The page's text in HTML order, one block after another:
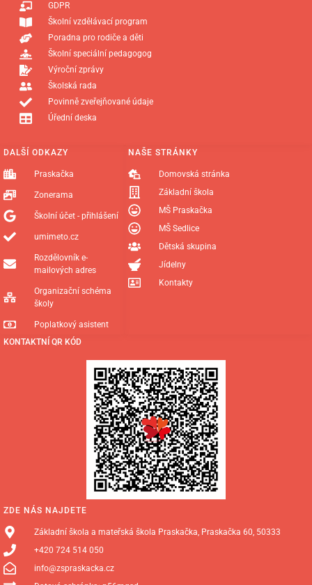
ZDE NÁS NAJDETE
Základní škola a mateřská škola Praskačka, Praskačka 60, 50333
+420 724 514 050
info@zspraskacka.cz
KONTAKTNÍ QR KÓD
NAŠE STRÁNKY
Domovská stránka
Základní škola
MŠ Praskačka
MŠ Sedlice
Dětská skupina
Jídelny
Kontakty
DALŠÍ ODKAZY
Praskačka
Zonerama
Školní účet - přihlášení
umimeto.cz
Rozdělovník e-
mailových adres
Organizační schéma
školy
Poplatkový asistent
GDPR
Školní vzdělávací program
Poradna pro rodiče a děti
Školní speciální pedagogog
Výroční zprávy
Školská rada
Povinně zveřejňované údaje
Úřední deska